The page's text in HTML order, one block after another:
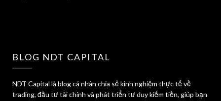
BLOG NDT CAPITAL
NDT Capital là blog cá nhân chia sẻ kinh nghiệm thực tế về
trading, đầu tư tài chính và phát triển tư duy kiếm tiền, giúp bạn